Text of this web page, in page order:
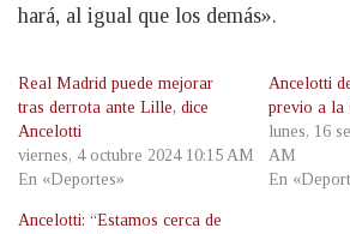
hará, al igual que los demás».
Real Madrid puede mejorar
tras derrota ante Lille, dice
Ancelotti
viernes, 4 octubre 2024 10:15 AM
En «Deportes»
Ancelotti
previo a la
lunes, 16
AM
En
Ancelotti: “Estamos cerca de